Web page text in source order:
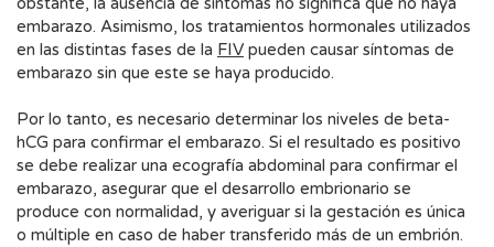
embarazo. Asimismo, los tratamientos hormonales utilizados
en las distintas fases de la FIV
embarazo sin que este se haya producido.
Por lo tanto, es necesario determinar los niveles de beta-
hCG para confirmar el embarazo. Si el resultado es positivo
se debe realizar una ecografía abdominal para confirmar el
embarazo, asegurar que el desarrollo embrionario se
produce con normalidad, y averiguar si la gestación es única
o múltiple en caso de haber transferido más de un embrión.